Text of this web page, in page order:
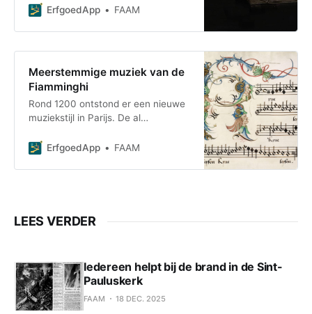
pseudoniem. Dat was in zijn tijd de
la). Petrus was van Duitse afkomst,
maar maakte vooral faam in de
‘escripvain de libres de musicke’ –
muziekkopiist en -uitgever. Zijn
klanten
ErfgoedApp FAAM
Meerstemmige muziek van de
Fiamminghi
Rond 1200 ontstond er een nieuwe
muziekstijl in Parijs. De al
kerkmuziek was eenstemmig. Daar
stem bij. Zo werd de meerstemmige
Kamerijk veroverde de polyfonie
ook de Lage Landen. Vanaf de 14de
ErfgoedApp FAAM
LEES VERDER
Iedereen helpt bij de brand in de Sint-
Pauluskerk
FAAM 18 DEC. 2025